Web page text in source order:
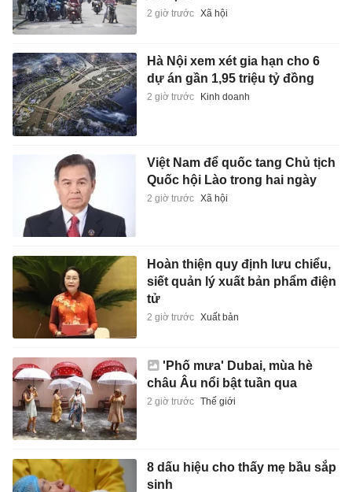
2 giờ trước Xã hội
Hà Nội xem xét gia hạn cho 6
dự án gần 1,95 triệu tỷ đồng
2 giờ trước Kinh doanh
Việt Nam để quốc tang Chủ tịch
Quốc hội Lào trong hai ngày
2 giờ trước Xã hội
Hoàn thiện quy định lưu chiểu,
siết quản lý xuất bản phẩm điện
tử
2 giờ trước Xuất bản
'Phố mưa' Dubai, mùa hè
châu Âu nổi bật tuần qua
2 giờ trước Thế giới
8 dấu hiệu cho thấy mẹ bầu sắp
sinh